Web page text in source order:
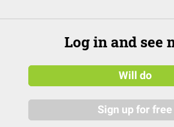
Log in and see
Will do
Sign up for free